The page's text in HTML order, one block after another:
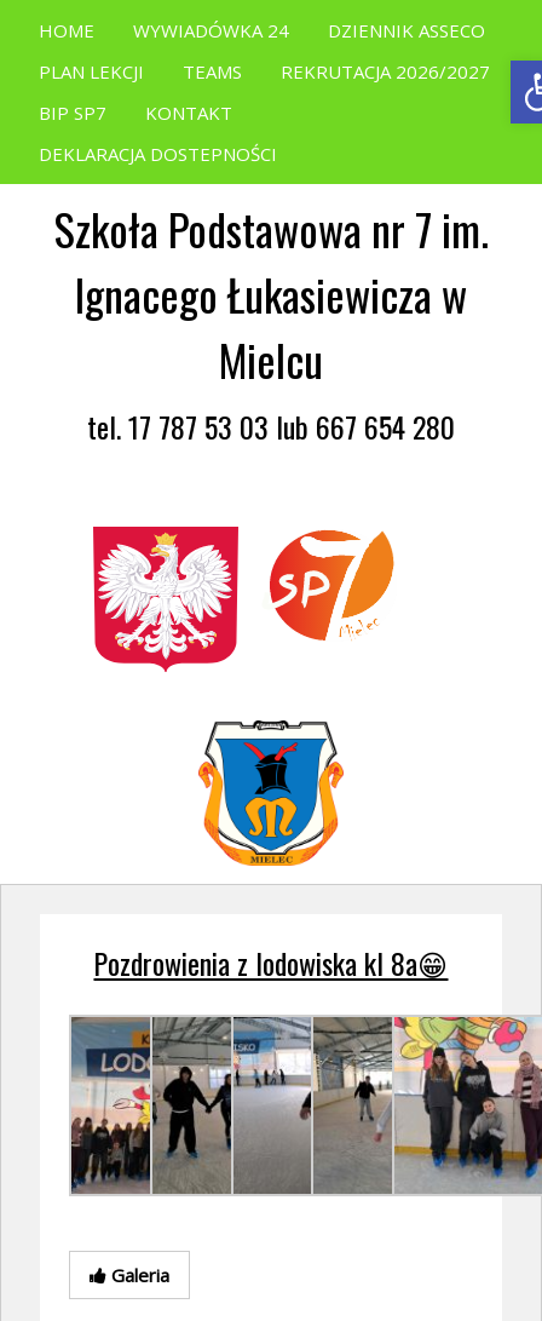
HOME WYWIADÓWKA 24
DZIENNIK ASSECO
PLAN LEKCJI
TEAMS
REKRUTACJA 2026/2027
BIP SP7
KONTAKT
DEKLARACJA DOSTEPNOŚCI
Szkoła Podstawowa nr 7 im.
Ignacego Łukasiewicza w
Mielcu
tel. 17 787 53 03 lub 667 654 280
Pozdrowienia z lodowiska kl 8a😁
Galeria